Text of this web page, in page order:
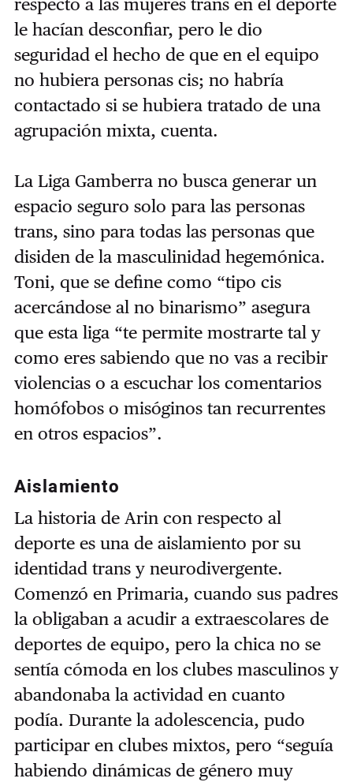
le hacían desconfiar, pero le dio
seguridad el hecho de que en el equipo
no hubiera personas cis; no habría
contactado si se hubiera tratado de una
agrupación mixta, cuenta.
La Liga Gamberra no busca generar un
espacio seguro solo para las personas
trans, sino para todas las personas que
disiden de la masculinidad hegemónica.
Toni, que se define como “tipo cis
acercándose al no binarismo” asegura
que esta liga “te permite mostrarte tal y
como eres sabiendo que no vas a recibir
violencias o a escuchar los comentarios
homófobos o misóginos tan recurrentes
en otros espacios”.
Aislamiento
La historia de Arin con respecto al
deporte es una de aislamiento por su
identidad trans y neurodivergente.
Comenzó en Primaria, cuando sus padres
la obligaban a acudir a extraescolares de
deportes de equipo, pero la chica no se
sentía cómoda en los clubes masculinos y
abandonaba la actividad en cuanto
podía. Durante la adolescencia, pudo
participar en clubes mixtos, pero “seguía
habiendo dinámicas de género muy